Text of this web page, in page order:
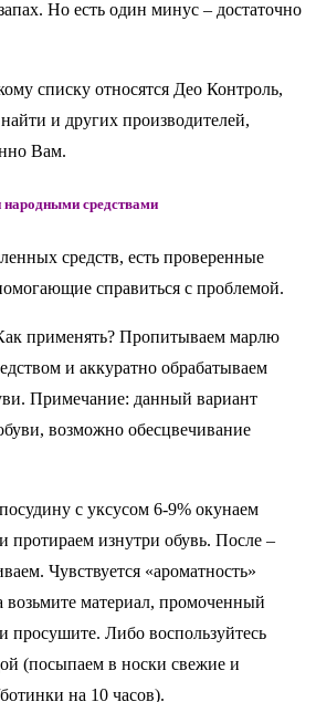
Но есть один минус – достаточно
списку относятся Део Контроль,
и других производителей,
Вам.
народными средствами
средств, есть проверенные
справиться с проблемой.
применять? Пропитываем марлю
и аккуратно обрабатываем
Примечание: данный вариант
возможно обесцвечивание
с уксусом 6-9% окунаем
протираем изнутри обувь. После –
Чувствуется «ароматность»
возьмите материал, промоченный
просушите. Либо воспользуйтесь
(посыпаем в носки свежие и
на 10 часов).